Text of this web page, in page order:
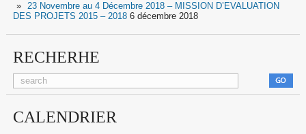
23 Novembre au 4 Décembre 2018 – MISSION D’EVALUATION
DES PROJETS 2015 – 2018 6 décembre 2018
RECHERHE
CALENDRIER